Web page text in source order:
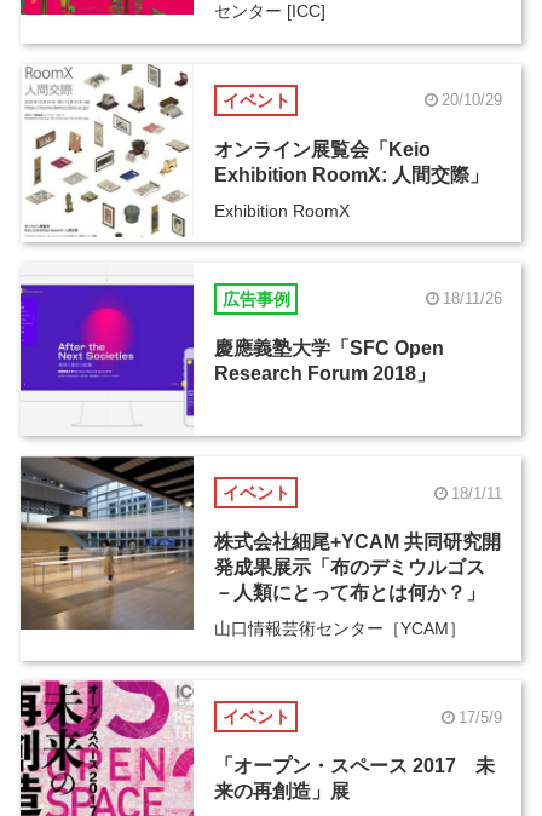
センター [ICC]
イベント 20/10/29
オンライン展覧会「Keio
Exhibition RoomX: 人間交際」
Exhibition RoomX
広告事例 18/11/26
慶應義塾大学「SFC Open
Research Forum 2018」
イベント 18/1/11
株式会社細尾+YCAM 共同研究開
発成果展示「布のデミウルゴス
－人類にとって布とは何か？」
山口情報芸術センター［YCAM］
イベント 17/5/9
「オープン・スペース 2017 未
来の再創造」展